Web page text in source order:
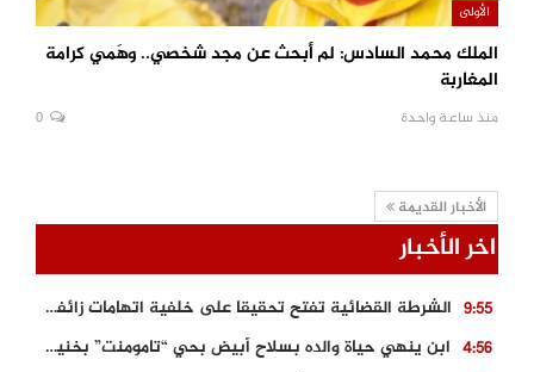
الأولى
الملك محمد السادس: لم أبحث عن مجد شخصي.. وهَمي كرامة
المغاربة
منذ ساعة واحدة
الأخبار القديمة
اخر الأخبار
9:55
الشرطة القضائية تفتح تحقيقا على خلفية اتهامات زائفة أدلت بها مرشحة للهجرة السرية
4:56
ابن ينهي حياة والده بسلاح أبيض بحي “تامومنت” بخنيفرة